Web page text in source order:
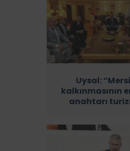
Uysal:
kalkınmasının
anahtarı